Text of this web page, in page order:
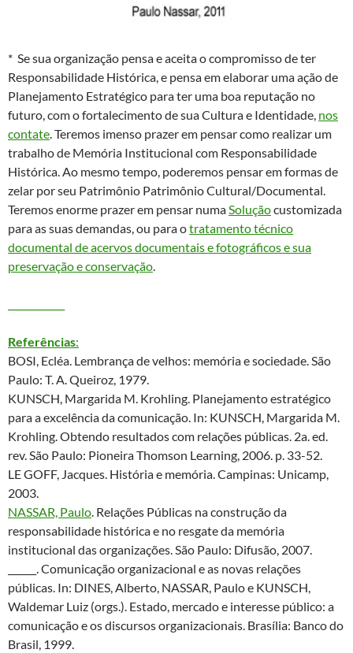
* Se sua organização pensa e aceita o compromisso de ter
Responsabilidade Histórica, e pensa em elaborar uma ação de
Planejamento Estratégico para ter uma boa reputação no
futuro, com o fortalecimento de sua Cultura e Identidade, nos
contate. Teremos imenso prazer em pensar como realizar um
trabalho de Memória Institucional com Responsabilidade
Histórica. Ao mesmo tempo, poderemos pensar em formas de
zelar por seu Patrimônio Patrimônio Cultural/Documental.
Teremos enorme prazer em pensar numaSoluçãocustomizada
para as suas demandas, ou para otratamento técnico
documental de acervos documentais e fotográficos e sua
preservação e conservação.
Referências:
BOSI, Ecléa. Lembrança de velhos: memória e sociedade. São
Paulo: T. A. Queiroz, 1979.
KUNSCH, Margarida M. Krohling. Planejamento estratégico
para a excelência da comunicação. In: KUNSCH, Margarida M.
Krohling. Obtendo resultados com relações públicas. 2a. ed.
rev. São Paulo: Pioneira Thomson Learning, 2006. p. 33-52.
LE GOFF, Jacques. História e memória. Campinas: Unicamp,
2003.
NASSAR, Paulo. Relações Públicas na construção da
responsabilidade histórica e no resgate da memória
institucional das organizações. São Paulo: Difusão, 2007.
______. Comunicação organizacional e as novas relações
públicas. In: DINES, Alberto, NASSAR, Paulo e KUNSCH,
Waldemar Luiz (orgs.). Estado, mercado e interesse público: a
comunicação e os discursos organizacionais. Brasília: Banco do
Brasil, 1999.